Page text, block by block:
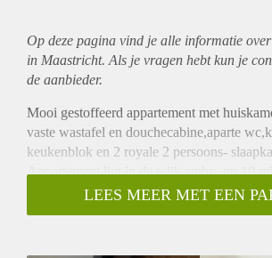
Op deze pagina vind je alle informatie
in Maastricht. Als je vragen hebt kun je
de aanbieder.
Mooi gestoffeerd appartement met
vaste wastafel en douchecabine,aparte
keukenblok en 2 royale 2 persoons-
Appartement ligt in de wijk amby ,op 10
van de binnenstad van maastricht.
op 3 minute loopafstand zijn er div winkels
LEES MEER MET EEN